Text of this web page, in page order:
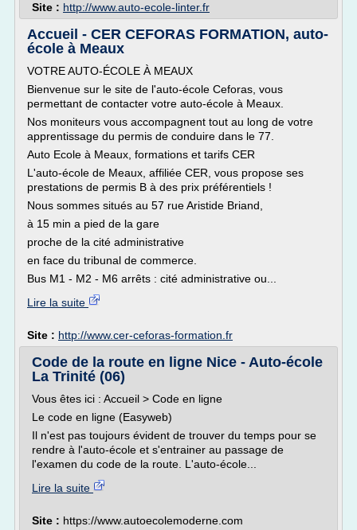
Site : http://www.auto-ecole-linter.fr
Accueil - CER CEFORAS FORMATION, auto-
école à Meaux
VOTRE AUTO-ÉCOLE À MEAUX
Bienvenue sur le site de l'auto-école Ceforas, vous
permettant de contacter votre auto-école à Meaux.
Nos moniteurs vous accompagnent tout au long de votre
apprentissage du permis de conduire dans le 77.
Auto Ecole à Meaux, formations et tarifs CER
L'auto-école de Meaux, affiliée CER, vous propose ses
prestations de permis B à des prix préférentiels !
Nous sommes situés au 57 rue Aristide Briand,
à 15 min a pied de la gare
proche de la cité administrative
en face du tribunal de commerce.
Bus M1 - M2 - M6 arrêts : cité administrative ou...
Lire la suite
Site : http://www.cer-ceforas-formation.fr
Code de la route en ligne Nice - Auto-école
La Trinité (06)
Vous êtes ici : Accueil > Code en ligne
Le code en ligne (Easyweb)
Il n'est pas toujours évident de trouver du temps pour se
rendre à l'auto-école et s'entrainer au passage de
l'examen du code de la route. L'auto-école...
Lire la suite
Site : https://www.autoecolemoderne.com